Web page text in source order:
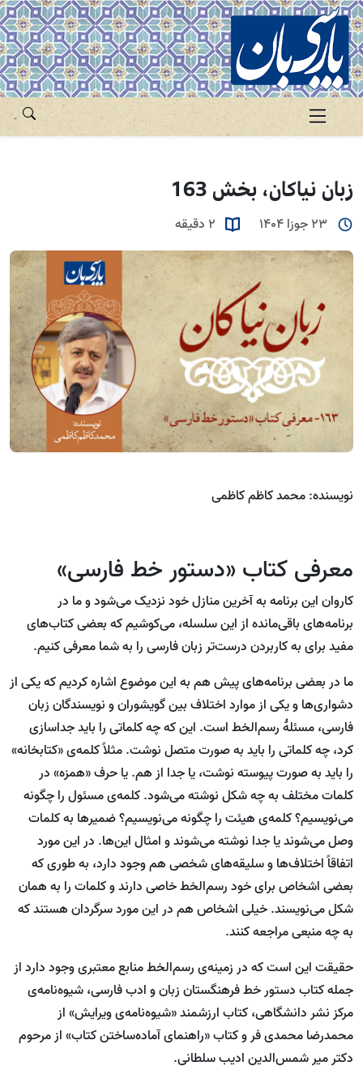
زبان نیاکان، بخش 163
23 جوزا 1404 2 دقیقه
نویسنده: محمد کاظم کاظمی
معرفی کتاب «دستور خط فارسی»
کاروان این برنامه به آخرین منازل خود نزدیک می‌شود و ما در
برنامه‌های باقی‌مانده از این سلسله، می‌کوشیم که بعضی کتاب‌های
مفید برای به کاربردن درست‌تر زبان فارسی را به شما معرفی کنیم.
ما در بعضی برنامه‌های پیش هم به این موضوع اشاره کردیم که یکی از
دشواری‌ها و یکی از موارد اختلاف بین گویشوران و نویسندگان زبان
فارسی، مسئلۀ رسم‌الخط است. این که چه کلماتی را باید جداسازی
کرد، چه کلماتی را باید به صورت متصل نوشت. مثلاً کلمه‌ی «کتابخانه»
را باید به صورت پیوسته نوشت، یا جدا از هم. یا حرف «همزه» در
کلمات مختلف به چه شکل نوشته می‌شود. کلمه‌ی مسئول را چگونه
می‌نویسیم؟ کلمه‌ی‌ هیئت را چگونه می‌نویسیم؟ ضمیرها به کلمات
وصل می‌شوند یا جدا نوشته می‌شوند و امثال این‌ها. در این مورد
اتفاقاً اختلاف‌ها و سلیقه‌های شخصی هم وجود دارد، به طوری که
بعضی اشخاص برای خود رسم‌الخط خاصی دارند و کلمات را به همان
شکل می‌نویسند. خیلی اشخاص هم در این مورد سرگردان هستند که
به چه منبعی مراجعه کنند.
حقیقت این است که در زمینه‌ی رسم‌الخط منابع معتبری وجود دارد از
جمله کتاب دستور خط فرهنگستان زبان و ادب فارسی، شیوه‌نامه‌ی
مرکز نشر دانشگاهی، کتاب ارزشمند «شیوه‌نامه‌ی ویرایش» از
محمدرضا محمدی فر و کتاب «راهنمای آماده‌ساختن کتاب» از مرحوم
دکتر میر شمس‌الدین ادیب سلطانی.